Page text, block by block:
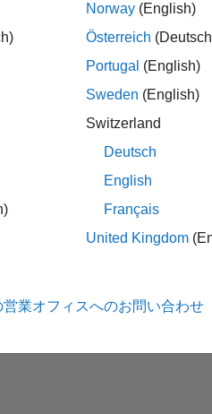
Badges Earned
Norway (English)
Österreich
Portugal (English)
Sweden (English)
Switzerland
Deutsch
English
Français
United Kingdom
営業オフィスへのお問い合わせ